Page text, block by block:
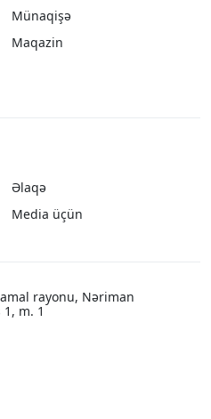
Münaqişə
Maqazin
Əlaqə
Media üçün
rayonu, Nəriman
m. 1